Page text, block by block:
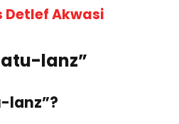
Detlef Akwasi
lanz”
lanz”?